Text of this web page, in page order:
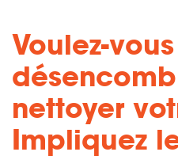
Voulez-vous
nettoyer
Impliquez